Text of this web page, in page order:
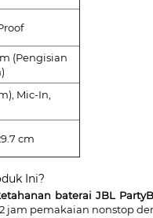
(Pengisian
Mic-In,
cm
Ini?
baterai JBL
jam pemakaian nonstop